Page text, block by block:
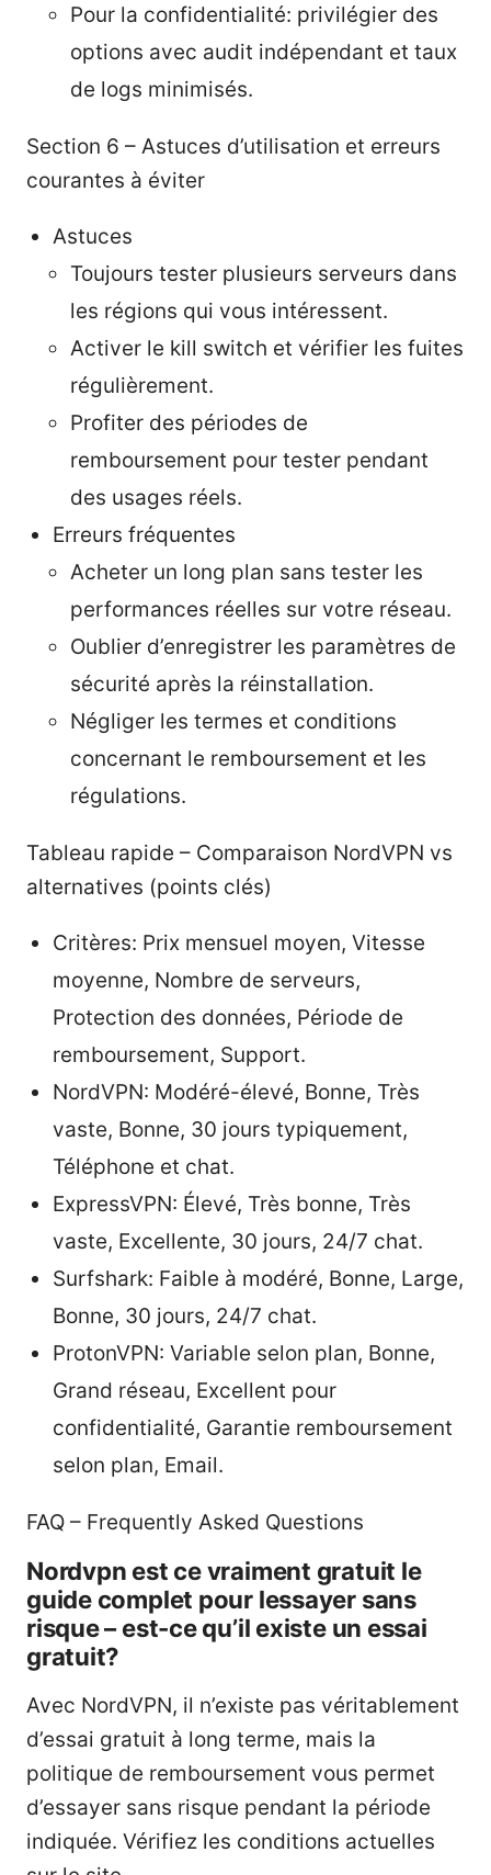
Pour la confidentialité: privilégier des
options avec audit indépendant et taux
de logs minimisés.
Section 6 – Astuces d’utilisation et erreurs
courantes à éviter
Astuces
Toujours tester plusieurs serveurs dans
les régions qui vous intéressent.
Activer le kill switch et vérifier les fuites
régulièrement.
Profiter des périodes de
remboursement pour tester pendant
des usages réels.
Erreurs fréquentes
Acheter un long plan sans tester les
performances réelles sur votre réseau.
Oublier d’enregistrer les paramètres de
sécurité après la réinstallation.
Négliger les termes et conditions
concernant le remboursement et les
régulations.
Tableau rapide – Comparaison NordVPN vs
alternatives (points clés)
Critères: Prix mensuel moyen, Vitesse
moyenne, Nombre de serveurs,
Protection des données, Période de
remboursement, Support.
NordVPN: Modéré-élevé, Bonne, Très
vaste, Bonne, 30 jours typiquement,
Téléphone et chat.
ExpressVPN: Élevé, Très bonne, Très
vaste, Excellente, 30 jours, 24/7 chat.
Surfshark: Faible à modéré, Bonne, Large,
Bonne, 30 jours, 24/7 chat.
ProtonVPN: Variable selon plan, Bonne,
Grand réseau, Excellent pour
confidentialité, Garantie remboursement
selon plan, Email.
FAQ – Frequently Asked Questions
Nordvpn est ce vraiment gratuit le
guide complet pour lessayer sans
risque – est-ce qu’il existe un essai
gratuit?
Avec NordVPN, il n’existe pas véritablement
d’essai gratuit à long terme, mais la
politique de remboursement vous permet
d’essayer sans risque pendant la période
indiquée. Vérifiez les conditions actuelles